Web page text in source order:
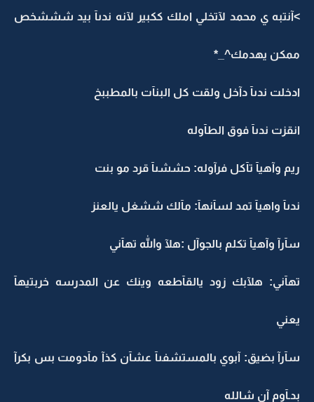
>آنتبه ي محمد لآتخلي املك ككبير لآنه ندىآ بيد شششخص
ممكن يهدمك^_*
ادخلت ندىآ دآخل ولقت كل البنآت بالمطببخ
انقزت ندىآ فوق الطآوله
ريم وآهيآ تآكل فرآوله: حششىآ قرد مو بنت
ندىآ واهيآ تمد لسآنهآ: مآلك ششغل يالعنز
سآرآ وآهيآ تكلم بالجوآل :هلآ والله تهآني
تهآني: هلآبك زود يالقآطعه وينك عن المدرسه خربتيهآ
يعني
سآرآ بضيق: آبوي بالمستشفىآ عشآن كذآ مآدومت بس بكرآ
بدـآوم آن شالله